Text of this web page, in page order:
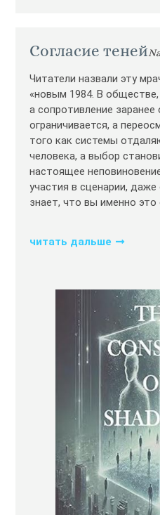
Согласие теней
Читатели назвали эту
«новым 1984. В
а сопротивление
ограничивается, а
того как системы
человека, а выбор
настоящее
участия в сценарии, даже
знает, что вы именно это
читать дальше